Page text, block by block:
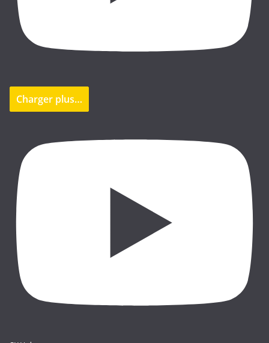
Charger plus…